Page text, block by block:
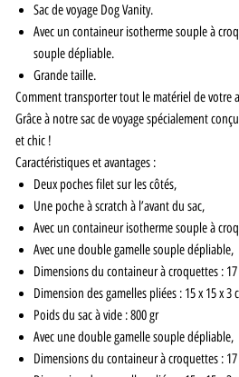
Sac de voyage Dog Vanity.
Avec un containeur isotherme souple à
souple dépliable.
Grande taille.
Comment transporter tout le matériel de votre
Grâce à notre sac de voyage spécialement
et chic !
Caractéristiques et avantages :
Deux poches filet sur les côtés,
Une poche à scratch à l’avant du sac,
Avec un containeur isotherme souple à
Avec une double gamelle souple dépliable,
Dimensions du containeur à croquettes : 17
Dimension des gamelles pliées : 15 x 15 x 3
Poids du sac à vide : 800 gr
Avec une double gamelle souple dépliable,
Dimensions du containeur à croquettes : 17